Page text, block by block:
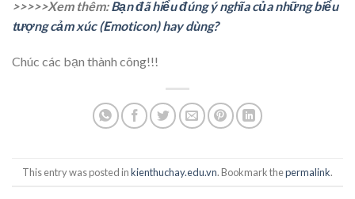
>>>>>Xem thêm:Bạn đã hiểu đúng ý nghĩa của những biểu
tượng cảm xúc (Emoticon) hay dùng?
Chúc các bạn thành công!!!
This entry was posted inkienthuchay.edu.vn. Bookmark thepermalink.